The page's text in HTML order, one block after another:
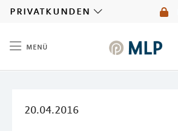
privatkunden
menü
20.04.2016